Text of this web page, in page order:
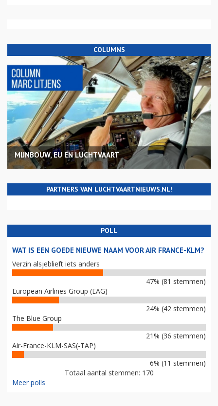
COLUMNS
MIJNBOUW, EU EN LUCHTVAART
PARTNERS VAN LUCHTVAARTNIEUWS.NL!
POLL
WAT IS EEN GOEDE NIEUWE NAAM VOOR AIR FRANCE-KLM?
Verzin alsjeblieft iets anders
47% (81 stemmen)
European Airlines Group (EAG)
24% (42 stemmen)
The Blue Group
21% (36 stemmen)
Air-France-KLM-SAS(-TAP)
6% (11 stemmen)
Totaal aantal stemmen: 170
Meer polls